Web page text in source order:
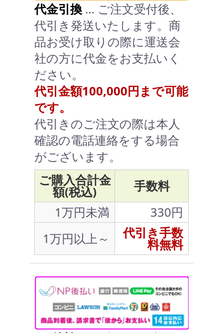
代金引換 … ご注文受付後、
代引き発送いたします。商
品お受け取りの際に運送会
社の方に代金をお支払いく
ださい。
代引金額100,000円まで可能
です。
代引きのご注文の際は本人
確認の電話連絡をする場合
がございます。
ご購入合計金
額(税込)
手数料
1万円未満
330円
1万円以上～
代引き手数
料無料